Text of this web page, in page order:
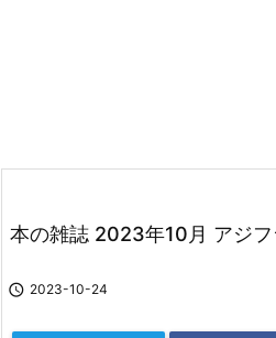
本の雑誌 2023年10月 アジ
 2023-10-24